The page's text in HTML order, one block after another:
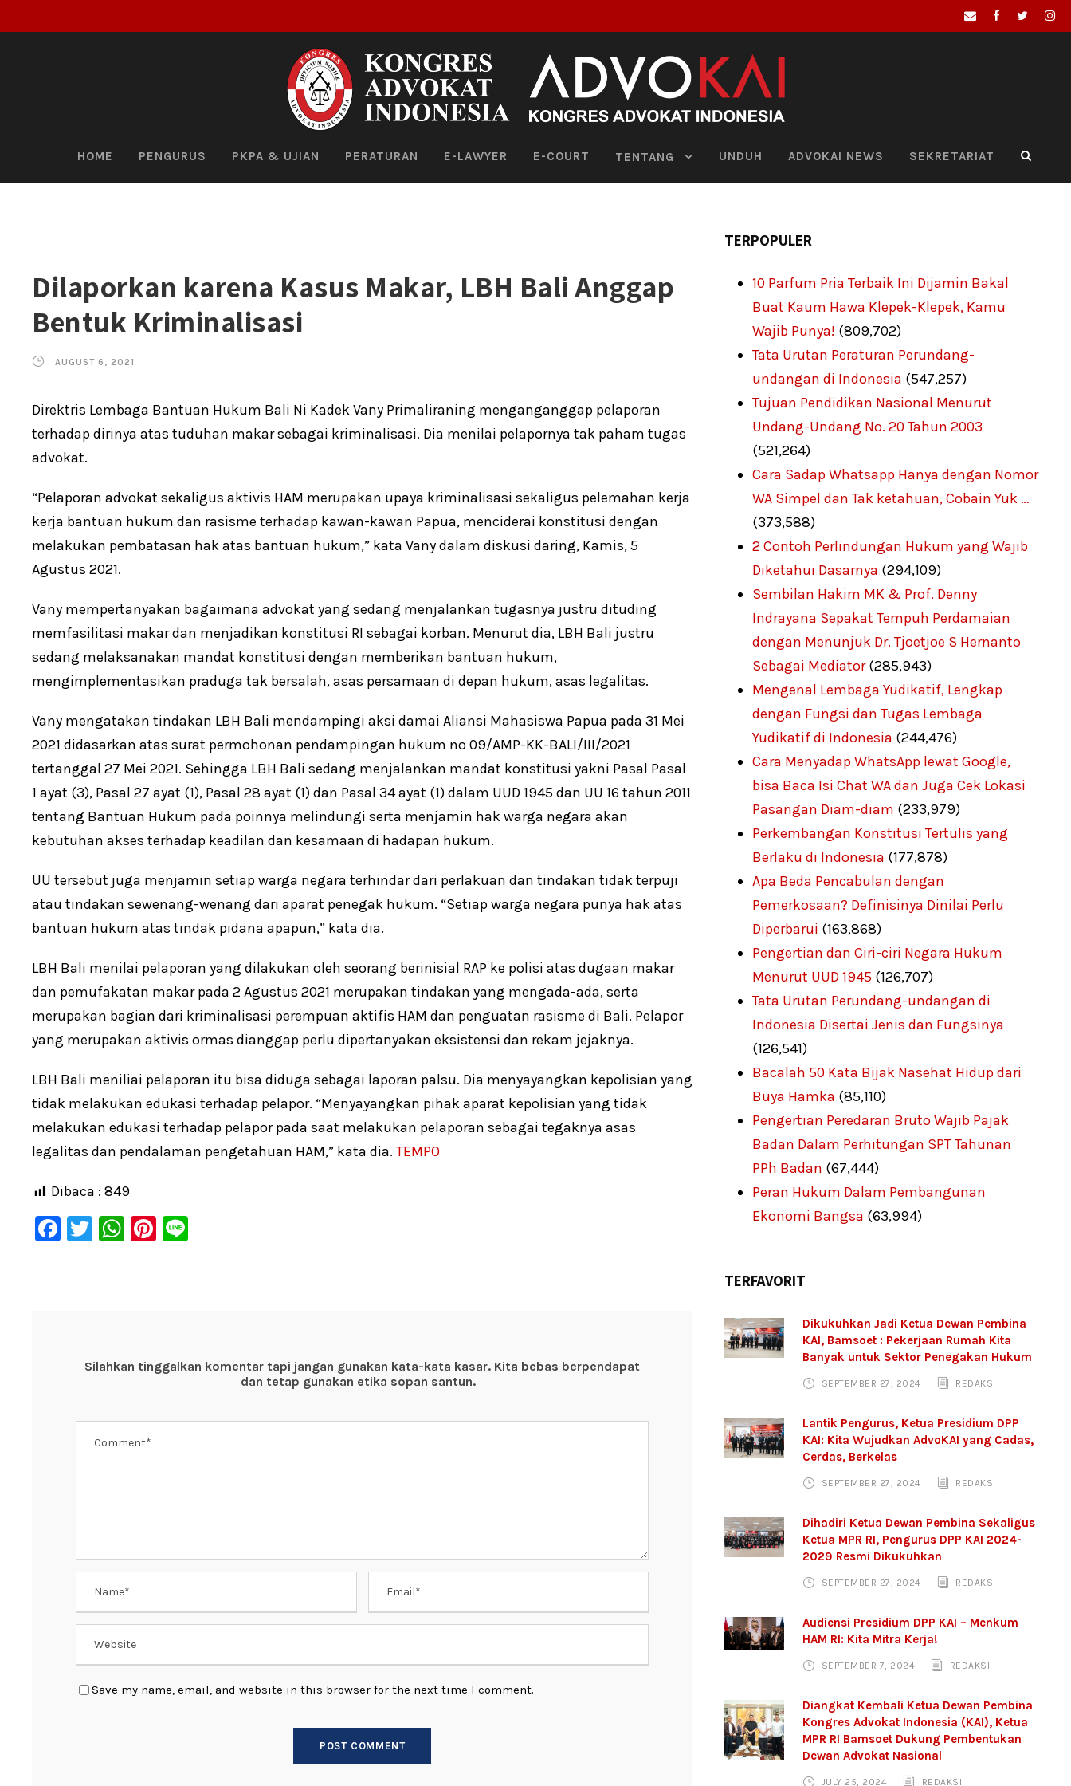
HOME PENGURUS PKPA & UJIAN PERATURAN E-LAWYER E-COURT TENTANG UNDUH ADVOKAI NEWS SEKRETARIAT
Dilaporkan karena Kasus Makar, LBH Bali Anggap
Bentuk Kriminalisasi
AUGUST 6, 2021
Direktris Lembaga Bantuan Hukum Bali Ni Kadek Vany Primaliraning menganganggap pelaporan
terhadap dirinya atas tuduhan makar sebagai kriminalisasi. Dia menilai pelapornya tak paham tugas
advokat.
“Pelaporan advokat sekaligus aktivis HAM merupakan upaya kriminalisasi sekaligus pelemahan kerja
kerja bantuan hukum dan rasisme terhadap kawan-kawan Papua, menciderai konstitusi dengan
melakukan pembatasan hak atas bantuan hukum,” kata Vany dalam diskusi daring, Kamis, 5
Agustus 2021.
Vany mempertanyakan bagaimana advokat yang sedang menjalankan tugasnya justru dituding
memfasilitasi makar dan menjadikan konstitusi RI sebagai korban. Menurut dia, LBH Bali justru
sedang melaksanakan mandat konstitusi dengan memberikan bantuan hukum,
mengimplementasikan praduga tak bersalah, asas persamaan di depan hukum, asas legalitas.
Vany mengatakan tindakan LBH Bali mendampingi aksi damai Aliansi Mahasiswa Papua pada 31 Mei
2021 didasarkan atas surat permohonan pendampingan hukum no 09/AMP-KK-BALI/III/2021
tertanggal 27 Mei 2021. Sehingga LBH Bali sedang menjalankan mandat konstitusi yakni Pasal Pasal
1 ayat (3), Pasal 27 ayat (1), Pasal 28 ayat (1) dan Pasal 34 ayat (1) dalam UUD 1945 dan UU 16 tahun 2011
tentang Bantuan Hukum pada poinnya melindungi serta menjamin hak warga negara akan
kebutuhan akses terhadap keadilan dan kesamaan di hadapan hukum.
UU tersebut juga menjamin setiap warga negara terhindar dari perlakuan dan tindakan tidak terpuji
atau tindakan sewenang-wenang dari aparat penegak hukum. “Setiap warga negara punya hak atas
bantuan hukum atas tindak pidana apapun,” kata dia.
LBH Bali menilai pelaporan yang dilakukan oleh seorang berinisial RAP ke polisi atas dugaan makar
dan pemufakatan makar pada 2 Agustus 2021 merupakan tindakan yang mengada-ada, serta
merupakan bagian dari kriminalisasi perempuan aktifis HAM dan penguatan rasisme di Bali. Pelapor
yang merupakan aktivis ormas dianggap perlu dipertanyakan eksistensi dan rekam jejaknya.
LBH Bali meniliai pelaporan itu bisa diduga sebagai laporan palsu. Dia menyayangkan kepolisian yang
tidak melakukan edukasi terhadap pelapor. “Menyayangkan pihak aparat kepolisian yang tidak
melakukan edukasi terhadap pelapor pada saat melakukan pelaporan sebagai tegaknya asas
legalitas dan pendalaman pengetahuan HAM,” kata dia. TEMPO
Dibaca : 849
F
T
W Pi
Silahkan tinggalkan komentar tapi jangan gunakan kata-kata kasar. Kita bebas berpendapat
dan tetap gunakan etika sopan santun.
Save my name, email, and website in this browser for the next time I comment.
TERPOPULER
10 Parfum Pria Terbaik Ini Dijamin Bakal
Buat Kaum Hawa Klepek-Klepek, Kamu
Wajib Punya! (809,702)
Tata Urutan Peraturan Perundang-
undangan di Indonesia (547,257)
Tujuan Pendidikan Nasional Menurut
Undang-Undang No. 20 Tahun 2003
(521,264)
Cara Sadap Whatsapp Hanya dengan Nomor
WA Simpel dan Tak ketahuan, Cobain Yuk …
(373,588)
2 Contoh Perlindungan Hukum yang Wajib
Diketahui Dasarnya (294,109)
Sembilan Hakim MK & Prof. Denny
Indrayana Sepakat Tempuh Perdamaian
dengan Menunjuk Dr. Tjoetjoe S Hernanto
Sebagai Mediator (285,943)
Mengenal Lembaga Yudikatif, Lengkap
dengan Fungsi dan Tugas Lembaga
Yudikatif di Indonesia (244,476)
Cara Menyadap WhatsApp lewat Google,
bisa Baca Isi Chat WA dan Juga Cek Lokasi
Pasangan Diam-diam (233,979)
Perkembangan Konstitusi Tertulis yang
Berlaku di Indonesia (177,878)
Apa Beda Pencabulan dengan
Pemerkosaan? Definisinya Dinilai Perlu
Diperbarui (163,868)
Pengertian dan Ciri-ciri Negara Hukum
Menurut UUD 1945 (126,707)
Tata Urutan Perundang-undangan di
Indonesia Disertai Jenis dan Fungsinya
(126,541)
Bacalah 50 Kata Bijak Nasehat Hidup dari
Buya Hamka (85,110)
Pengertian Peredaran Bruto Wajib Pajak
Badan Dalam Perhitungan SPT Tahunan
PPh Badan (67,444)
Peran Hukum Dalam Pembangunan
Ekonomi Bangsa (63,994)
TERFAVORIT
Dikukuhkan Jadi Ketua Dewan Pembina
KAI, Bamsoet : Pekerjaan Rumah Kita
Banyak untuk Sektor Penegakan Hukum
SEPTEMBER 27, 2024 REDAKSI
Lantik Pengurus, Ketua Presidium DPP
KAI: Kita Wujudkan AdvoKAI yang Cadas,
Cerdas, Berkelas
SEPTEMBER 27, 2024 REDAKSI
Dihadiri Ketua Dewan Pembina Sekaligus
Ketua MPR RI, Pengurus DPP KAI 2024-
2029 Resmi Dikukuhkan
SEPTEMBER 27, 2024 REDAKSI
Audiensi Presidium DPP KAI – Menkum
HAM RI: Kita Mitra Kerja!
SEPTEMBER 7, 2024 REDAKSI
Diangkat Kembali Ketua Dewan Pembina
Kongres Advokat Indonesia (KAI), Ketua
MPR RI Bamsoet Dukung Pembentukan
Dewan Advokat Nasional
JULY 25, 2024 REDAKSI